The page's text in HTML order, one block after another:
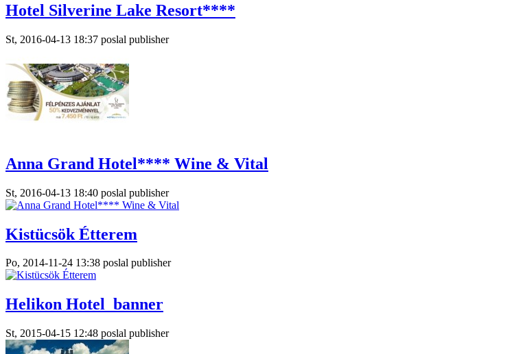
Hotel Silverine Lake Resort****
St, 2016-04-13 18:37 poslal publisher
Anna Grand Hotel**** Wine & Vital
St, 2016-04-13 18:40 poslal publisher
Kistücsök Étterem
Po, 2014-11-24 13:38 poslal publisher
Helikon Hotel_banner
St, 2015-04-15 12:48 poslal publisher